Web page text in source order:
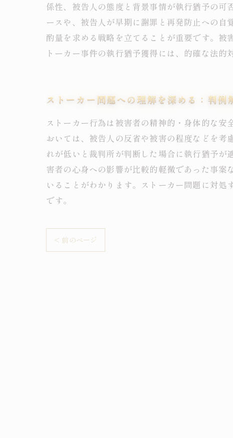
係性、被告人の態度と背景事情が執行猶予の
ースや、被告人が早期に謝罪と再発防止への
酌量を求める戦略を立てることが重要です。
トーカー事件の執行猶予獲得には、的確な法的
ストーカー問題への理解を深める：判例
ストーカー行為は被害者の精神的・身体的な
おいては、被告人の反省や被害の程度などを
れが低いと裁判所が判断した場合に執行猶予
害者の心身への影響が比較的軽微であった事
いることがわかります。ストーカー問題に対
です。
< 前のページ